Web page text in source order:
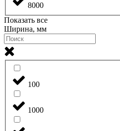
8000
Показать все
Ширина, мм
100
1000